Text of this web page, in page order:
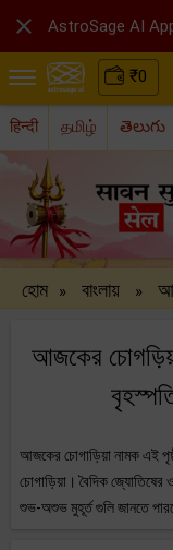
₹0
हिन्दी தமிழ் తెలుగు
হোম » বাংলায় »
আজকের
আজকের চোগাড়িয়া নামক এই
চোগাড়িয়া। বৈদিক জ্যোতিষের
শুভ-অশুভ মুহূর্ত গুলি জানতে
 AstroSage AI